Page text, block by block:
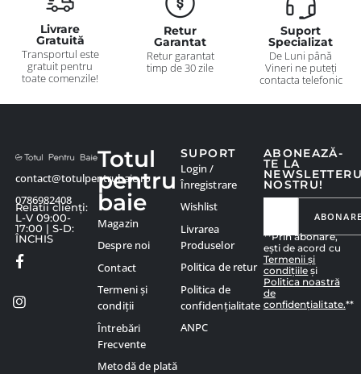
Livrare
Gratuită
Transportul este
gratuit pentru
toate comenzile!
Retur
Garantat
Retur garantat
timp de 30 zile
Suport
Specializat
De Luni până
Vineri ne puteți
contacta telefonic
contact@totulpentrubaie.ro
0786982408
Relatii clienți:
L-V 09:00-
17:00 | S-D:
ÎNCHIS
ABONEAZĂ-
TE LA
NOSTRU!
**Prin abonare,
ești de acord cu
Termenii și
condițiile și
Politica noastră
de
confidențialitate.**
Totul
pentru
baie
Magazin
Despre noi
Contact
Termeni și
condiții
Întrebări
Frecvente
Metodă de plată
SUPORT
Login /
Înregistrare
Wishlist
Livrarea
Produselor
Politica de retur
Politica de
confidențialitate
ANPC